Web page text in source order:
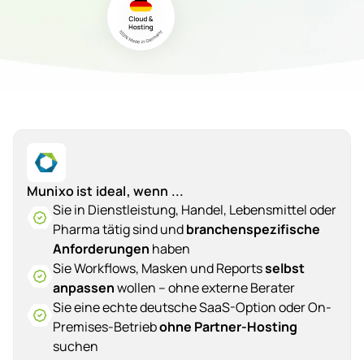
Munixo ist ideal, wenn ...
Sie in Dienstleistung, Handel, Lebensmittel oder
Pharma tätig sind undbranchenspezifische
Anforderungen haben
Sie Workflows, Masken und Reportsselbst
anpassenwollen – ohne externe Berater
Sie eine echte deutsche SaaS-Option oder On-
Premises-Betriebohne Partner-Hosting
suchen